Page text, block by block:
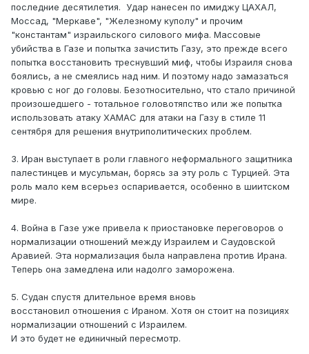
последние десятилетия. Удар нанесен по имиджу ЦАХАЛ,
Моссад, "Меркаве", "Железному куполу" и прочим
"константам" израильского силового мифа. Массовые
убийства в Газе и попытка зачистить Газу, это прежде всего
попытка восстановить треснувший миф, чтобы Израиля снова
боялись, а не смеялись над ним. И поэтому надо замазаться
кровью с ног до головы. Безотносительно, что стало причиной
произошедшего - тотальное головотяпство или же попытка
использовать атаку ХАМАС для атаки на Газу в стиле 11
сентября для решения внутриполитических проблем.
3. Иран выступает в роли главного неформального защитника
палестинцев и мусульман, борясь за эту роль с Турцией. Эта
роль мало кем всерьез оспаривается, особенно в шиитском
мире.
4. Война в Газе уже привела к приостановке переговоров о
нормализации отношений между Израилем и Саудовской
Аравией. Эта нормализация была направлена против Ирана.
Теперь она замедлена или надолго заморожена.
5. Судан спустя длительное время вновь
восстановил отношения с Ираном. Хотя он стоит на позициях
нормализации отношений с Израилем.
И это будет не единичный пересмотр.